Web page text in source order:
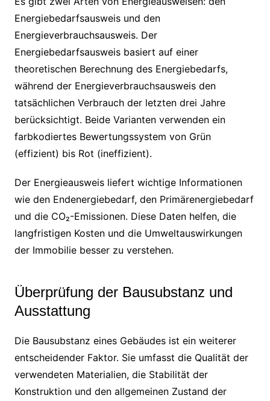
Energiebedarfsausweis und den
Energieverbrauchsausweis. Der
Energiebedarfsausweis basiert auf einer
theoretischen Berechnung des Energiebedarfs,
während der Energieverbrauchsausweis den
tatsächlichen Verbrauch der letzten drei Jahre
berücksichtigt. Beide Varianten verwenden ein
farbkodiertes Bewertungssystem von Grün
(effizient) bis Rot (ineffizient).
Der Energieausweis liefert wichtige Informationen
wie den Endenergiebedarf, den Primärenergiebedarf
und die CO₂-Emissionen. Diese Daten helfen, die
langfristigen Kosten und die Umweltauswirkungen
der Immobilie besser zu verstehen.
Überprüfung der Bausubstanz und
Ausstattung
Die Bausubstanz eines Gebäudes ist ein weiterer
entscheidender Faktor. Sie umfasst die Qualität der
verwendeten Materialien, die Stabilität der
Konstruktion und den allgemeinen Zustand der